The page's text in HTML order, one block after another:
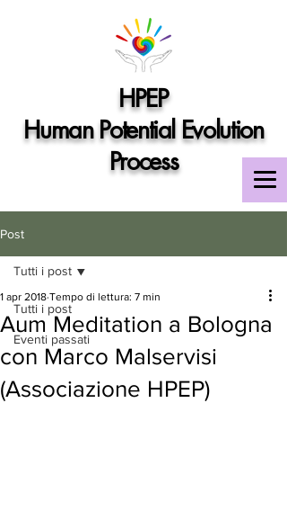
HPEP
Human Potential Evolution
Process
Post
Tutti i post
Eventi passati
Tutti i post
Aum Meditation a Bologna
con Marco Malservisi
(Associazione HPEP)
1 apr 2018 Tempo di lettura: 7 min